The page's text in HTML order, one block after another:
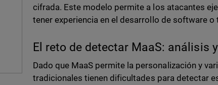
cifrada. Este modelo permite a los atacantes
tener experiencia en el desarrollo de software o
El reto de detectar MaaS:
Dado que MaaS permite la personalización y
tradicionales tienen dificultades para detectar